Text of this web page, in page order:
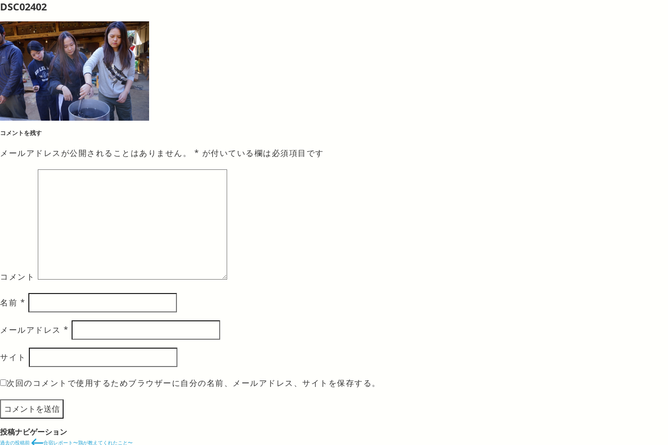
DSC02402
コメントを残す
メールアドレスが公開されることはありません。 * が付いている欄は必須項目です
コメント
名前 *
メールアドレス *
サイト
次回のコメントで使用するためブラウザーに自分の名前、メールアドレス、サイトを保存する。
投稿ナビゲーション
過去の投稿前 合宿レポート〜鶏が教えてくれたこと〜